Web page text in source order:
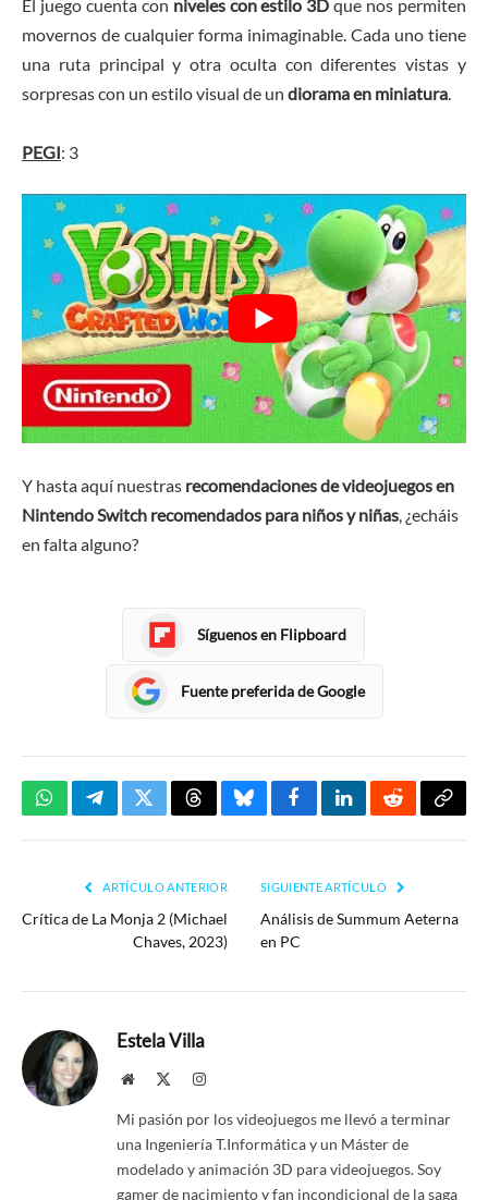
El juego cuenta con niveles con estilo 3D que nos permiten
movernos de cualquier forma inimaginable. Cada uno tiene
una ruta principal y otra oculta con diferentes vistas y
sorpresas con un estilo visual de un diorama en miniatura.
PEGI: 3
Y hasta aquí nuestras recomendaciones de videojuegos en
Nintendo Switch recomendados para niños y niñas, ¿echáis
en falta alguno?
Síguenos en Flipboard
Fuente preferida de Google
WhatsAppTelegramTwitterThreadsBlueskyFacebookLinkedInReddit
ARTÍCULO ANTERIOR
Crítica de La Monja 2 (Michael
Chaves, 2023)
SIGUIENTE ARTÍCULO
Análisis de Summum Aeterna
en PC
Estela Villa
Website Instagram
Mi pasión por los videojuegos me llevó a terminar
una Ingeniería T.Informática y un Máster de
modelado y animación 3D para videojuegos. Soy
gamer de nacimiento y fan incondicional de la saga